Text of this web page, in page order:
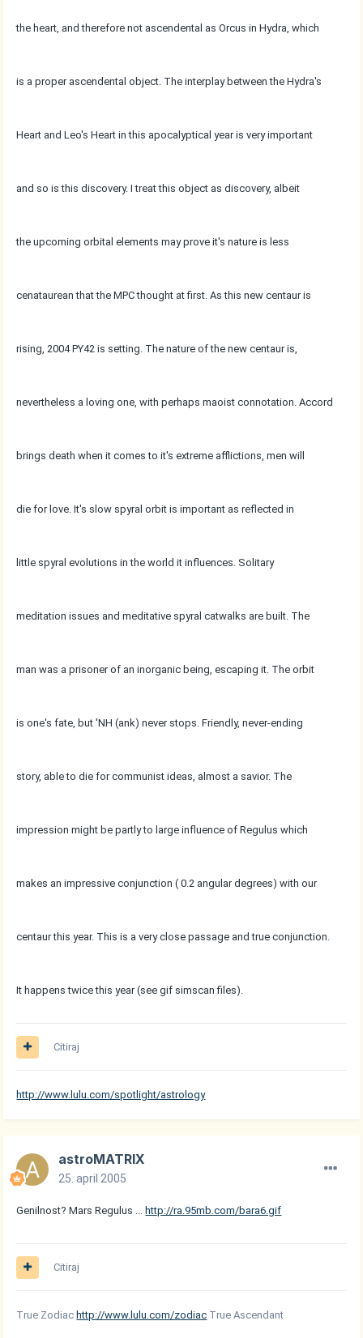
the heart, and therefore not ascendental as Orcus in Hydra, which
is a proper ascendental object. The interplay between the Hydra's
Heart and Leo's Heart in this apocalyptical year is very important
and so is this discovery. I treat this object as discovery, albeit
the upcoming orbital elements may prove it's nature is less
cenataurean that the MPC thought at first. As this new centaur is
rising, 2004 PY42 is setting. The nature of the new centaur is,
nevertheless a loving one, with perhaps maoist connotation. Accord
brings death when it comes to it's extreme afflictions, men will
die for love. It's slow spyral orbit is important as reflected in
little spyral evolutions in the world it influences. Solitary
meditation issues and meditative spyral catwalks are built. The
man was a prisoner of an inorganic being, escaping it. The orbit
is one's fate, but 'NH (ank) never stops. Friendly, never-ending
story, able to die for communist ideas, almost a savior. The
impression might be partly to large influence of Regulus which
makes an impressive conjunction ( 0.2 angular degrees) with our
centaur this year. This is a very close passage and true conjunction.
It happens twice this year (see gif simscan files).
Citiraj
http://www.lulu.com/spotlight/astrology
astroMATRIX
25. april 2005
Genilnost? Mars Regulus ... http://ra.95mb.com/bara6.gif
Citiraj
True Zodiac http://www.lulu.com/zodiac True Ascendant